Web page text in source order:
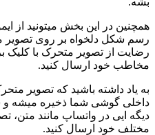
همچنین در این بخش میتونید از
رسم شکل دلخواه بر روی تصویر
رضایت از تصویر متحرک با کلیک
مخاطب خود ارسال کنید.
به یاد داشته باشید که تصویر
داخلی گوشی شما ذخیره میشه و
دیگه ایی در واتساپ مانند متن،
مختلف خود ارسال کنید.